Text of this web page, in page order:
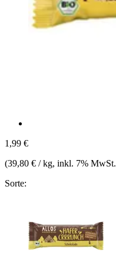
1,99 €
(39,80 € / kg, inkl. 7% MwSt.
Sorte: